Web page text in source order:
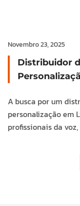
Novembro 23, 2025
Distribuidor
A busca por um
personalização em
profissionais da